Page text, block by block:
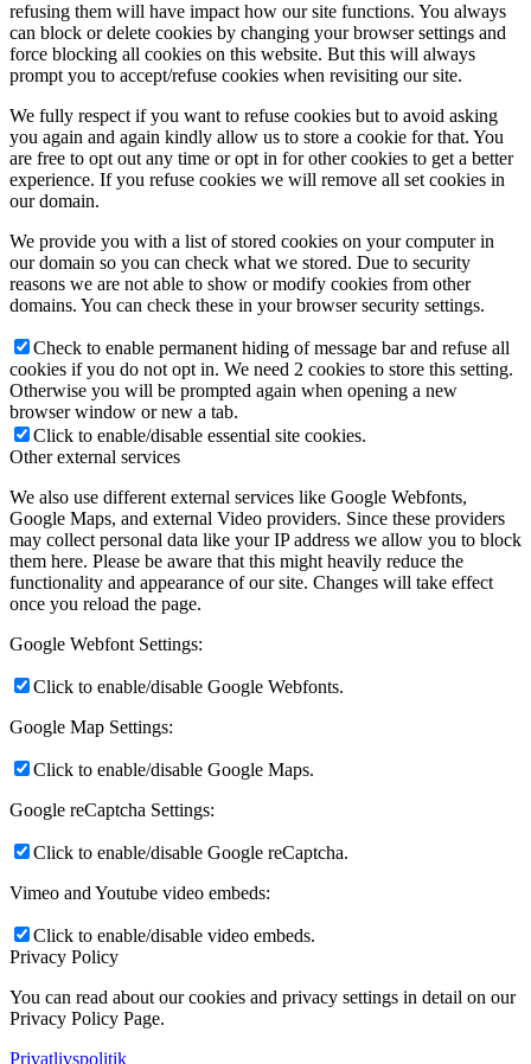
refusing them will have impact how our site functions. You always
can block or delete cookies by changing your browser settings and
force blocking all cookies on this website. But this will always
prompt you to accept/refuse cookies when revisiting our site.
We fully respect if you want to refuse cookies but to avoid asking
you again and again kindly allow us to store a cookie for that. You
are free to opt out any time or opt in for other cookies to get a better
experience. If you refuse cookies we will remove all set cookies in
our domain.
We provide you with a list of stored cookies on your computer in
our domain so you can check what we stored. Due to security
reasons we are not able to show or modify cookies from other
domains. You can check these in your browser security settings.
Check to enable permanent hiding of message bar and refuse all
cookies if you do not opt in. We need 2 cookies to store this setting.
Otherwise you will be prompted again when opening a new
browser window or new a tab.
Click to enable/disable essential site cookies.
Other external services
We also use different external services like Google Webfonts,
Google Maps, and external Video providers. Since these providers
may collect personal data like your IP address we allow you to block
them here. Please be aware that this might heavily reduce the
functionality and appearance of our site. Changes will take effect
once you reload the page.
Google Webfont Settings:
Click to enable/disable Google Webfonts.
Google Map Settings:
Click to enable/disable Google Maps.
Google reCaptcha Settings:
Click to enable/disable Google reCaptcha.
Vimeo and Youtube video embeds:
Click to enable/disable video embeds.
Privacy Policy
You can read about our cookies and privacy settings in detail on our
Privacy Policy Page.
Privatlivspolitik